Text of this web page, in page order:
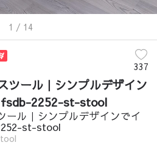
1 / 14
337
ツール｜シンプルデザイン
fsdb-2252-st-stool
ール｜シンプルデザインでイ
st-stool